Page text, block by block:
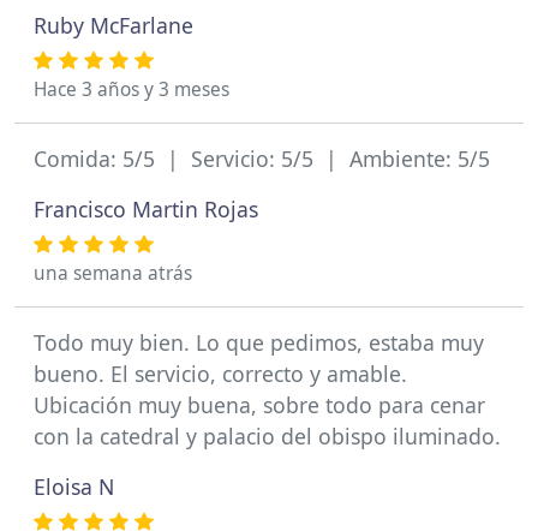
Ruby McFarlane
Hace 3 años y 3 meses
Comida: 5/5 | Servicio: 5/5 | Ambiente: 5/5
Francisco Martin Rojas
una semana atrás
Todo muy bien. Lo que pedimos, estaba muy
bueno. El servicio, correcto y amable.
Ubicación muy buena, sobre todo para cenar
con la catedral y palacio del obispo iluminado.
Eloisa N